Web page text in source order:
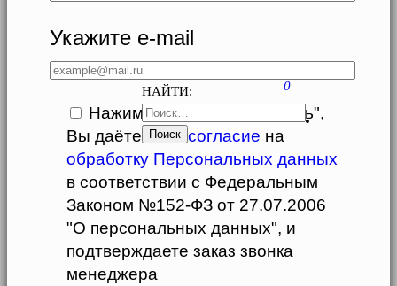
НАЙТИ: 0
Укажите e-mail
Нажимая кнопку "Оформить",
Вы даёте своесогласие на
обработку Персональных данных
в соответствии с Федеральным
Законом №152-ФЗ от 27.07.2006
"О персональных данных", и
подтверждаете заказ звонка
менеджера